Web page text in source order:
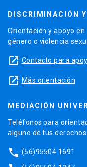
DISCRIMINACIÓN
Orientación y apoyo
género o violencia
launch Contacto para
launch Más orientación
MEDIACIÓN
Teléfonos para
alguno de tus derechos
phone (56)95504 1691